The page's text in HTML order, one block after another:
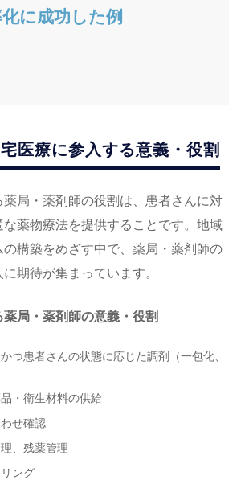
に成功した例
医療に参入する意義・役割
局・薬剤師の役割は、患者さんに対
な薬物療法を提供することです。地域
構築をめざす中で、薬局・薬剤師の
期待が集まっています。
局・薬剤師の意義・役割
つ患者さんの状態に応じた調剤（一包化、
・衛生材料の供給
せ確認
、残薬管理
ング